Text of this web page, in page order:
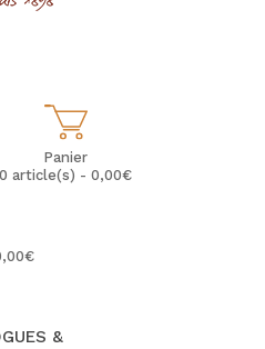
Panier
0 article(s) - 0,00€
&